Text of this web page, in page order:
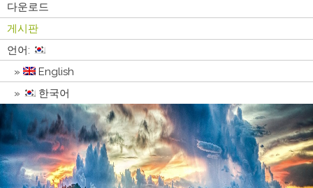
다운로드
게시판
언어:
English
한국어